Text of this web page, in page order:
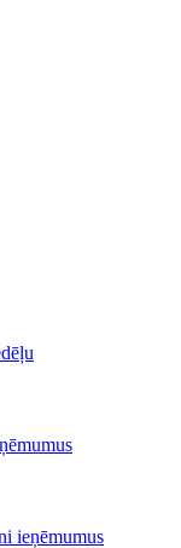
ieņēmumus